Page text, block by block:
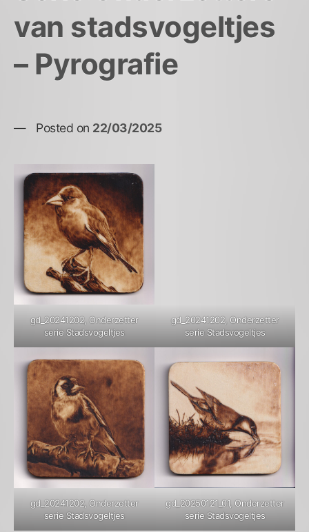
van stadsvogeltjes
– Pyrografie
Posted on 22/03/2025
gd_20241202, Onderzetter
serie Stadsvogeltjes
gd_20241202, Onderzetter
serie Stadsvogeltjes
gd_20241202, Onderzetter
serie Stadsvogeltjes
gd_20250121_01, Onderzetter
serie Stadsvogeltjes